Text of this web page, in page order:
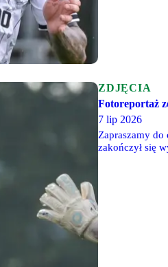
ZDJĘCIA
Fotoreportaż
7 lip 2026
Zapraszamy
zakończył się